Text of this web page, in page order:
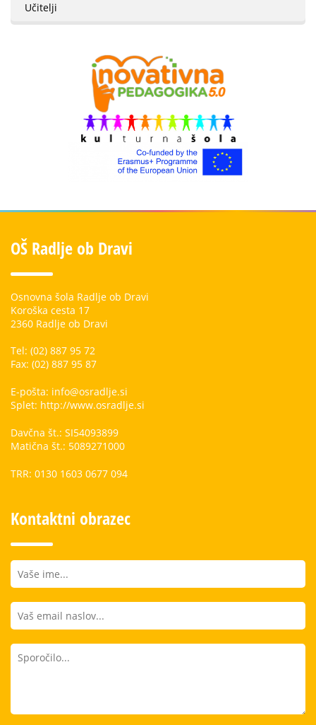
Učitelji
OŠ Radlje ob Dravi
Osnovna šola Radlje ob Dravi
Koroška cesta 17
2360 Radlje ob Dravi
Tel: (02) 887 95 72
Fax: (02) 887 95 87
E-pošta: info@osradlje.si
Splet: http://www.osradlje.si
Davčna št.: SI54093899
Matična št.: 5089271000
TRR: 0130 1603 0677 094
Kontaktni obrazec